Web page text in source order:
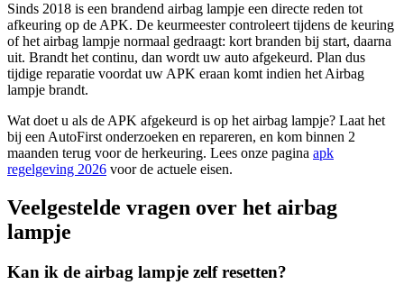
Sinds 2018 is een brandend airbag lampje een directe reden tot
afkeuring op de APK. De keurmeester controleert tijdens de keuring
of het airbag lampje normaal gedraagt: kort branden bij start, daarna
uit. Brandt het continu, dan wordt uw auto afgekeurd. Plan dus
tijdige reparatie voordat uw APK eraan komt indien het Airbag
lampje brandt.
Wat doet u als de APK afgekeurd is op het airbag lampje? Laat het
bij een AutoFirst onderzoeken en repareren, en kom binnen 2
maanden terug voor de herkeuring. Lees onze pagina apk
regelgeving 2026 voor de actuele eisen.
Veelgestelde vragen over het airbag
lampje
Kan ik de airbag lampje zelf resetten?